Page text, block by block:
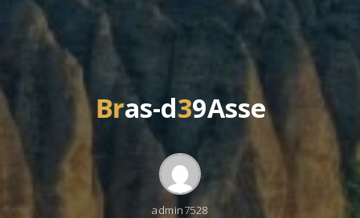
Bras-d39Asse
admin7528